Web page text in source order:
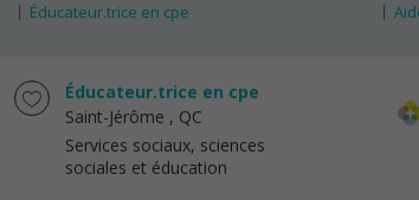
Éducateur.trice en cpe
Éducateur.trice en cpe
Saint-Jérôme , QC
Services sociaux, sciences
sociales et éducation